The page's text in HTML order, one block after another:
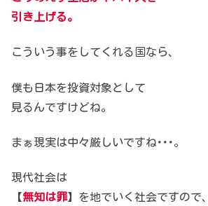
引き上げる。
こういう事をしてくれる国なら、
僕も日本を投資対象として
見るんですけどね。
まぁ現実は中々厳しいですね･･･。
現代社会は
【無知は罪】を地でいく社会ですので、